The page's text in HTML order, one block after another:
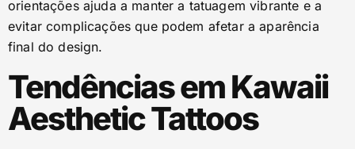
orientações ajuda a manter a tatuagem vibrante e a
evitar complicações que podem afetar a aparência
final do design.
Tendências em Kawaii
Aesthetic Tattoos